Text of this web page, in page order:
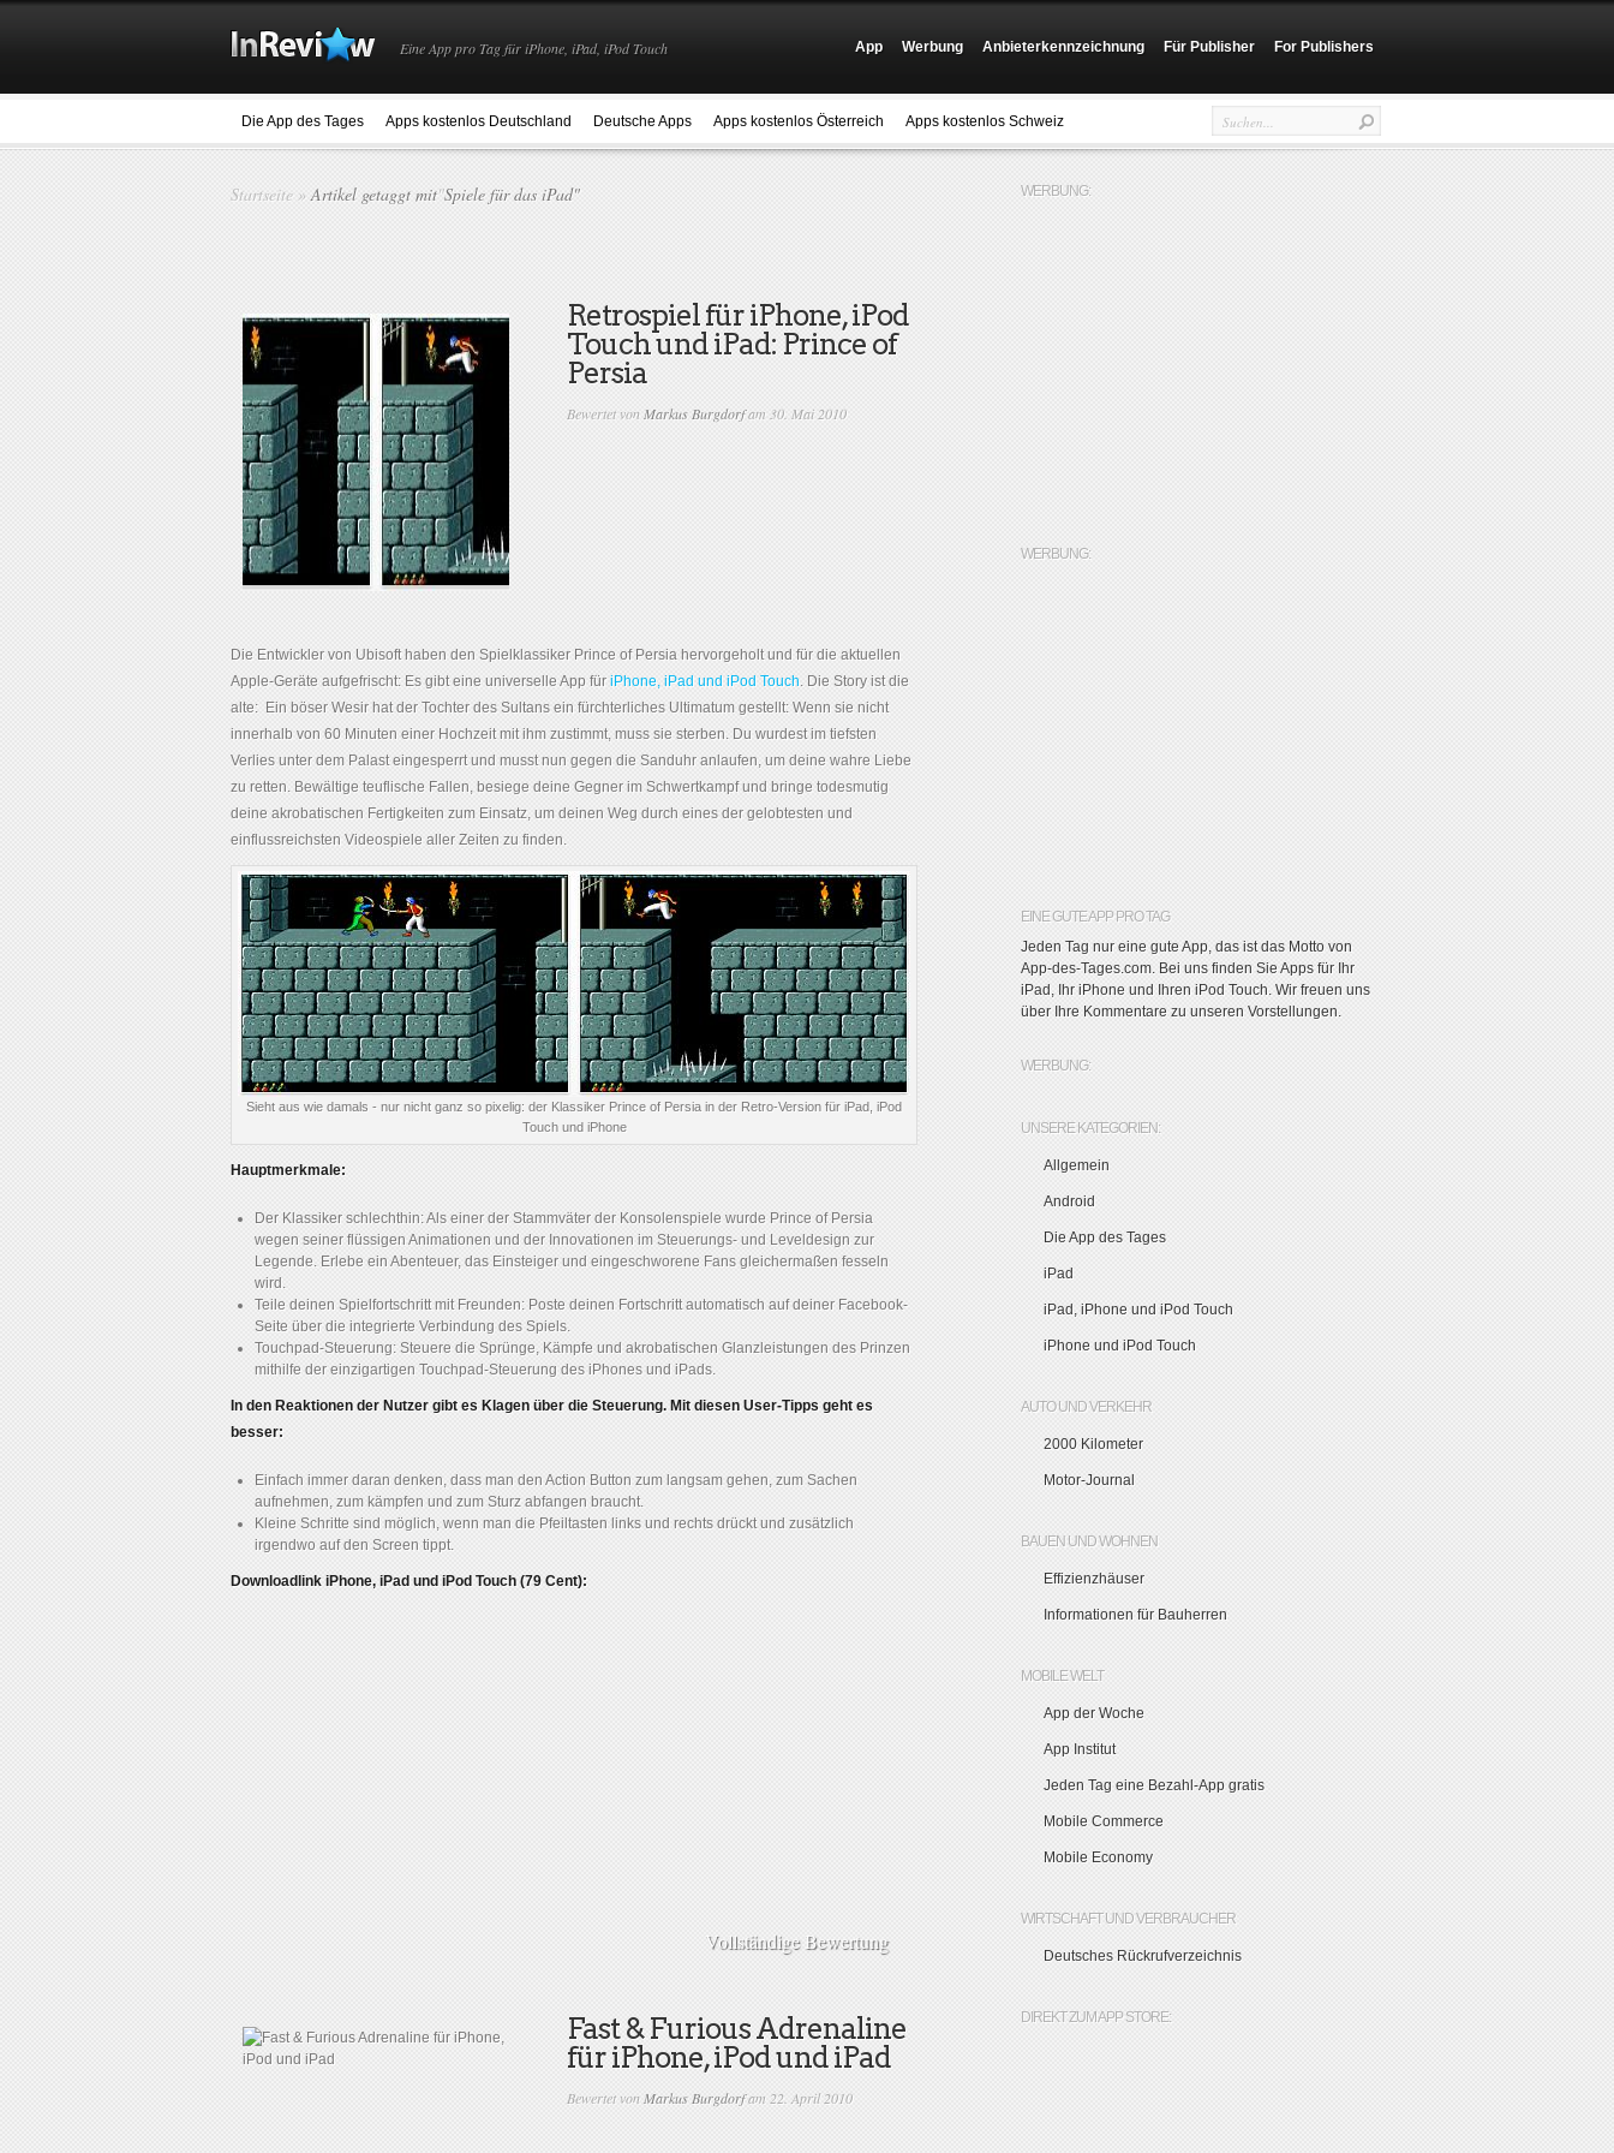
Eine App pro Tag für iPhone, iPad, iPod Touch App Werbung Anbieterkennzeichnung Für Publisher For Publishers
Die App des Tages Apps kostenlos Deutschland Deutsche Apps Apps kostenlos Österreich Apps kostenlos Schweiz
Startseite »Artikel getaggt mit"Spiele für das iPad"
Retrospiel für iPhone, iPod
Touch und iPad: Prince of
Persia
Bewertet von Markus Burgdorfam 30. Mai 2010
Die Entwickler von Ubisoft haben den Spielklassiker Prince of Persia hervorgeholt und für die aktuellen
Apple-Geräte aufgefrischt: Es gibt eine universelle App für iPhone, iPad und iPod Touch. Die Story ist die
alte: Ein böser Wesir hat der Tochter des Sultans ein fürchterliches Ultimatum gestellt: Wenn sie nicht
innerhalb von 60 Minuten einer Hochzeit mit ihm zustimmt, muss sie sterben. Du wurdest im tiefsten
Verlies unter dem Palast eingesperrt und musst nun gegen die Sanduhr anlaufen, um deine wahre Liebe
zu retten. Bewältige teuflische Fallen, besiege deine Gegner im Schwertkampf und bringe todesmutig
deine akrobatischen Fertigkeiten zum Einsatz, um deinen Weg durch eines der gelobtesten und
einflussreichsten Videospiele aller Zeiten zu finden.
Sieht aus wie damals - nur nicht ganz so pixelig: der Klassiker Prince of Persia in der Retro-Version für iPad, iPod
Touch und iPhone
Hauptmerkmale:
Der Klassiker schlechthin: Als einer der Stammväter der Konsolenspiele wurde Prince of Persia
wegen seiner flüssigen Animationen und der Innovationen im Steuerungs- und Leveldesign zur
Legende. Erlebe ein Abenteuer, das Einsteiger und eingeschworene Fans gleichermaßen fesseln
wird.
Teile deinen Spielfortschritt mit Freunden: Poste deinen Fortschritt automatisch auf deiner Facebook-
Seite über die integrierte Verbindung des Spiels.
Touchpad-Steuerung: Steuere die Sprünge, Kämpfe und akrobatischen Glanzleistungen des Prinzen
mithilfe der einzigartigen Touchpad-Steuerung des iPhones und iPads.
In den Reaktionen der Nutzer gibt es Klagen über die Steuerung. Mit diesen User-Tipps geht es
besser:
Einfach immer daran denken, dass man den Action Button zum langsam gehen, zum Sachen
aufnehmen, zum kämpfen und zum Sturz abfangen braucht.
Kleine Schritte sind möglich, wenn man die Pfeiltasten links und rechts drückt und zusätzlich
irgendwo auf den Screen tippt.
Downloadlink iPhone, iPad und iPod Touch (79 Cent):
Vollständige Bewertung
Fast & Furious Adrenaline
für iPhone, iPod und iPad
Bewertet vonMarkus Burgdorfam 22. April 2010
WERBUNG:
WERBUNG:
EINE GUTE APP PRO TAG
Jeden Tag nur eine gute App, das ist das Motto von
App-des-Tages.com. Bei uns finden Sie Apps für Ihr
iPad, Ihr iPhone und Ihren iPod Touch. Wir freuen uns
über Ihre Kommentare zu unseren Vorstellungen.
WERBUNG:
UNSERE KATEGORIEN:
Allgemein
Android
Die App des Tages
iPad
iPad, iPhone und iPod Touch
iPhone und iPod Touch
AUTO UND VERKEHR
2000 Kilometer
Motor-Journal
BAUEN UND WOHNEN
Effizienzhäuser
Informationen für Bauherren
MOBILE WELT
App der Woche
App Institut
Jeden Tag eine Bezahl-App gratis
Mobile Commerce
Mobile Economy
WIRTSCHAFT UND VERBRAUCHER
Deutsches Rückrufverzeichnis
DIREKT ZUM APP STORE: